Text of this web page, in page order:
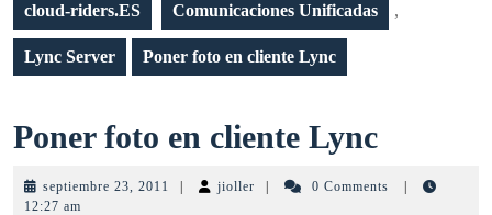
cloud-riders.ES Comunicaciones Unificadas ,
Lync Server Poner foto en cliente Lync
Poner foto en cliente LyncPoner
foto
septiembre 23, 2011 septiembrejioller jioller 0 Comments
12:27 am